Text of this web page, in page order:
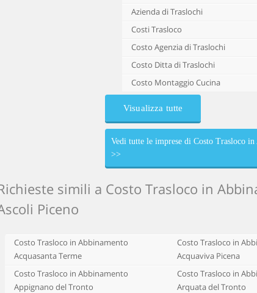
Azienda di Traslochi
Costi Trasloco
Costo Agenzia di Traslochi
Costo Ditta di Traslochi
Costo Montaggio Cucina
Visualizza tutte
Vedi tutte le imprese di Costo Trasloco in
>>
simili a Costo Trasloco in
Piceno
Costo Trasloco in Abbinamento
Acquasanta Terme
Costo Trasloco in
Acquaviva Picena
Costo Trasloco in Abbinamento
Appignano del Tronto
Costo Trasloco in
Arquata del Tronto